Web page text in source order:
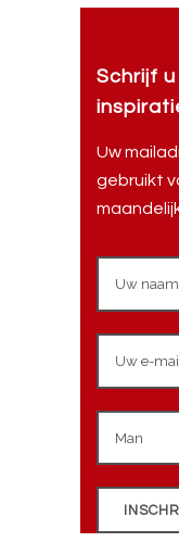
Schrijf
Uw
gebruikt